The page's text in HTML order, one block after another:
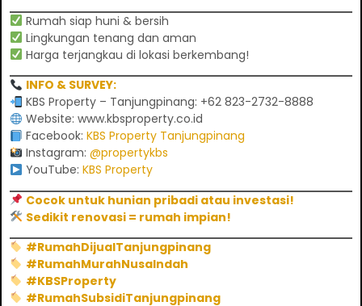
Rumah siap huni & bersih
Lingkungan tenang dan aman
Harga terjangkau di lokasi berkembang!
INFO & SURVEY:
KBS Property – Tanjungpinang: +62 823-2732-8888
Website: www.kbsproperty.co.id
Facebook: KBS Property Tanjungpinang
Instagram: @propertykbs
YouTube: KBS Property
Cocok untuk hunian pribadi atau investasi!
Sedikit renovasi = rumah impian!
#RumahDijualTanjungpinang
#RumahMurahNusaIndah
#KBSProperty
#RumahSubsidiTanjungpinang